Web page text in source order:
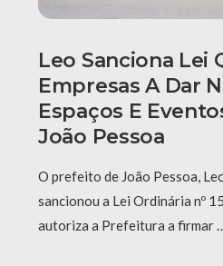
Leo Sanciona Lei
Empresas A Dar
Espaços E
João Pessoa
O prefeito de João Pessoa,
sancionou a Lei Ordinária nº
autoriza a Prefeitura a firmar